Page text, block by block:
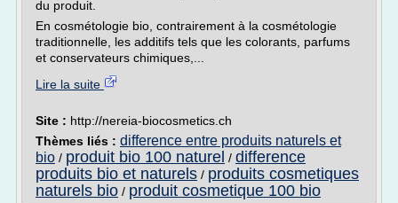
du produit.
En cosmétologie bio, contrairement à la cosmétologie
traditionnelle, les additifs tels que les colorants, parfums
et conservateurs chimiques,...
Lire la suite
Site : http://nereia-biocosmetics.ch
Thèmes liés : difference entre produits naturels et
bio / produit bio 100 naturel / difference
produits bio et naturels / produits cosmetiques
naturels bio / produit cosmetique 100 bio